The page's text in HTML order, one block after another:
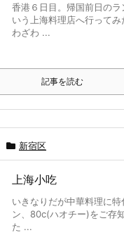
香港６日目。帰国前日のラ
いう上海料理店へ行って
わざわ ...
記事を読む
新宿区
上海小吃
いきなりだが中華料理に特
ン、80c(ハオチー)をご存
た ...